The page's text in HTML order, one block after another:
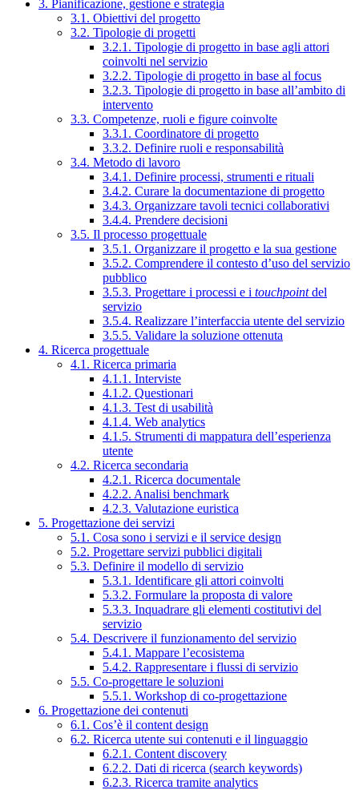
3. Pianificazione, gestione e strategia
3.1. Obiettivi del progetto
3.2. Tipologie di progetti
3.2.1. Tipologie di progetto in base agli attori
coinvolti nel servizio
3.2.2. Tipologie di progetto in base al focus
3.2.3. Tipologie di progetto in base all’ambito di
intervento
3.3. Competenze, ruoli e figure coinvolte
3.3.1. Coordinatore di progetto
3.3.2. Definire ruoli e responsabilità
3.4. Metodo di lavoro
3.4.1. Definire processi, strumenti e rituali
3.4.2. Curare la documentazione di progetto
3.4.3. Organizzare tavoli tecnici collaborativi
3.4.4. Prendere decisioni
3.5. Il processo progettuale
3.5.1. Organizzare il progetto e la sua gestione
3.5.2. Comprendere il contesto d’uso del servizio
pubblico
3.5.3. Progettare i processi e i touchpointdel
servizio
3.5.4. Realizzare l’interfaccia utente del servizio
3.5.5. Validare la soluzione ottenuta
4. Ricerca progettuale
4.1. Ricerca primaria
4.1.1. Interviste
4.1.2. Questionari
4.1.3. Test di usabilità
4.1.4. Web analytics
4.1.5. Strumenti di mappatura dell’esperienza
utente
4.2. Ricerca secondaria
4.2.1. Ricerca documentale
4.2.2. Analisi benchmark
4.2.3. Valutazione euristica
5. Progettazione dei servizi
5.1. Cosa sono i servizi e il service design
5.2. Progettare servizi pubblici digitali
5.3. Definire il modello di servizio
5.3.1. Identificare gli attori coinvolti
5.3.2. Formulare la proposta di valore
5.3.3. Inquadrare gli elementi costitutivi del
servizio
5.4. Descrivere il funzionamento del servizio
5.4.1. Mappare l’ecosistema
5.4.2. Rappresentare i flussi di servizio
5.5. Co-progettare le soluzioni
5.5.1. Workshop di co-progettazione
6. Progettazione dei contenuti
6.1. Cos’è il content design
6.2. Ricerca utente sui contenuti e il linguaggio
6.2.1. Content discovery
6.2.2. Dati di ricerca (search keywords)
6.2.3. Ricerca tramite analytics